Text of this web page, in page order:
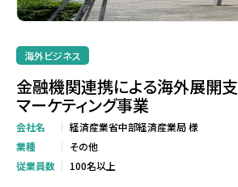
海外ビジネス
金融機関連携による海外展開
マーケティング事業
会社名
経済産業省中部経済産業局 様
業種
その他
従業員数
100名以上